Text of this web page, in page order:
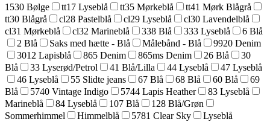
1530 Bølge
tt17 Lyseblå tt35 Mørkeblå
tt41 Mørk Blågrå
tt30 Blågrå
cl28 Pastelblå cl29 Lyseblå
cl30 Lavendelblå
cl31 Mørkeblå
cl32 Marineblå 338 Blå 333 Lyseblå
6 Blå
2 Blå
Saks med hætte - Blå Målebånd - Blå
9920 Denim
3012 Lapisblå
865 Denim 865ms Denim 26 Blå
30
Blå
33 Lyserød/Petrol 41 Blå/Lilla 44 Lyseblå
47 Lyseblå
46 Lyseblå
55 Slidte jeans 67 Blå 68 Blå 60 Blå
69
Blå
5740 Vintage Indigo 5744 Lapis Heather
83 Lyseblå
Marineblå
84 Lyseblå 107 Blå
128 Blå/Grøn
Sommerhimmel
Himmelblå 5781 Clear Sky
Lyseblå